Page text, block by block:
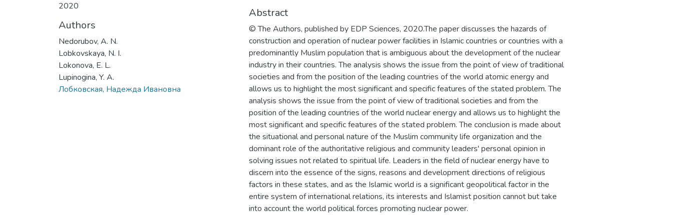
2020
Authors
Nedorubov, A. N.
Lobkovskaya, N. I.
Lokonova, E. L.
Lupinogina, Y. A.
Лобковская, Надежда Ивановна
«Атомтрубопроводмонтаж», АО «Волгодонский научно-
исследовательский и проектно-конструкторский институт
атомного машиностроения»), инжинирингового
(Волгодонский филиал АО «Инжиниринговая компания
«АСЭ»), дивизиона по консолидации ветроэнергетических
активов (Red Wind B.V. – филиал АО «НоваВинд»), а также
предприятия Волгодонского промышленного кластера
атомного машиностроения.
ВИТИ НИЯУ МИФИ – первый и самый многочисленный вуз г.
Волгодонска. Созданный как филиал Новочеркасского
политехнического института в 1978 г., вуз динамично
развивался в соответствии с госзаказом и потребностью
завода-гиганта отечественного энергетического
машиностроения «Атоммаш» и других градообразующих
предприятий. В 2009 г., в связи с необходимостью
подготовки квалифицированных кадров для предприятий
Abstract
© The Authors, published by EDP Sciences, 2020.The paper discusses the hazards of
construction and operation of nuclear power facilities in Islamic countries or countries with a
predominantly Muslim population that is ambiguous about the development of the nuclear
industry in their countries. The analysis shows the issue from the point of view of traditional
societies and from the position of the leading countries of the world atomic energy and
allows us to highlight the most significant and specific features of the stated problem. The
analysis shows the issue from the point of view of traditional societies and from the
position of the leading countries of the world nuclear energy and allows us to highlight the
most significant and specific features of the stated problem. The conclusion is made about
the situational and personal nature of the Muslim community life organization and the
dominant role of the authoritative religious and community leaders' personal opinion in
solving issues not related to spiritual life. Leaders in the field of nuclear energy have to
discern into the essence of the signs, reasons and development directions of religious
factors in these states, and as the Islamic world is a significant geopolitical factor in the
entire system of international relations, its interests and Islamist position cannot but take
into account the world political forces promoting nuclear power.